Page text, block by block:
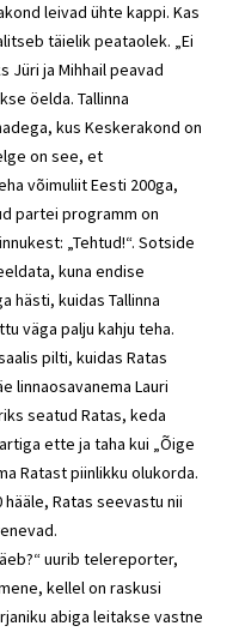
leivad ühte kappi. Kas
täielik peataolek. „Ei
Jüri ja Mihhail peavad
öelda. Tallinna
kus Keskerakond on
on see, et
võimuliit Eesti 200ga,
partei programm on
„Tehtud!“. Sotside
kuna endise
hästi, kuidas Tallinna
väga palju kahju teha.
pilti, kuidas Ratas
linnaosavanema Lauri
seatud Ratas, keda
ette ja taha kui „Õige
Ratast piinlikku olukorda.
Ratas seevastu nii
uurib telereporter,
kellel on raskusi
abiga leitakse vastne